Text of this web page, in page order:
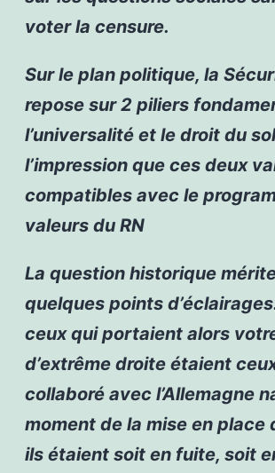
voter la censure.
Sur le plan politique, la
repose sur 2 piliers
l’universalité et le droit du
l’impression que ces deux
compatibles avec le
valeurs du RN
La question historique
quelques points
ceux qui portaient alors
d’extrême droite étaient
collaboré avec l’Allemagne
moment de la mise en place
ils étaient soit en fuite, soit